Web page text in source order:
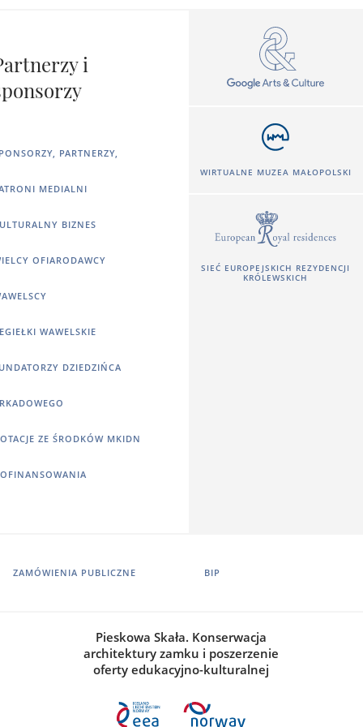
i
PARTNERZY,
MEDIALNI
BIZNES
OFIARODAWCY
WAWELSKIE
DZIEDZIŃCA
ZE ŚRODKÓW MKIDN
WIRTUALNE MUZEA MAŁOPOLSKI
SIEĆ EUROPEJSKICH REZYDENCJI
KRÓLEWSKICH
ZAMÓWIENIA PUBLICZNE BIP
Pieskowa Skała. Konserwacja
architektury zamku i poszerzenie
oferty edukacyjno-kulturalnej